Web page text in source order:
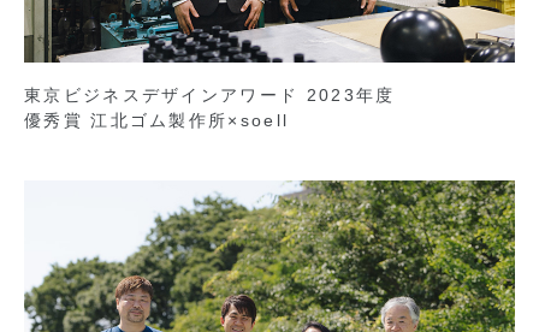
東京ビジネスデザインアワード 2023年度
優秀賞 江北ゴム製作所×soell